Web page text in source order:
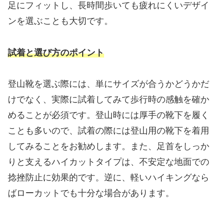
足にフィットし、長時間歩いても疲れにくいデザイ
ンを選ぶことも大切です。
試着と選び方のポイント
登山靴を選ぶ際には、単にサイズが合うかどうかだ
けでなく、実際に試着してみて歩行時の感触を確か
めることが必須です。登山時には厚手の靴下を履く
ことも多いので、試着の際には登山用の靴下を着用
してみることをお勧めします。また、足首をしっか
りと支えるハイカットタイプは、不安定な地面での
捻挫防止に効果的です。逆に、軽いハイキングなら
ばローカットでも十分な場合があります。